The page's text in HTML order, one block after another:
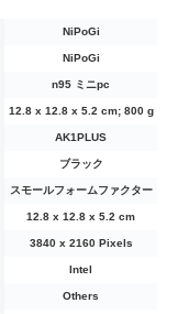
‎NiPoGi
‎NiPoGi
‎n95 ミニpc
‎12.8 x 12.8 x 5.2 cm; 800 g
‎AK1PLUS
‎ブラック
‎スモールフォームファクター
‎12.8 x 12.8 x 5.2 cm
‎3840 x 2160 Pixels
‎Intel
‎Others